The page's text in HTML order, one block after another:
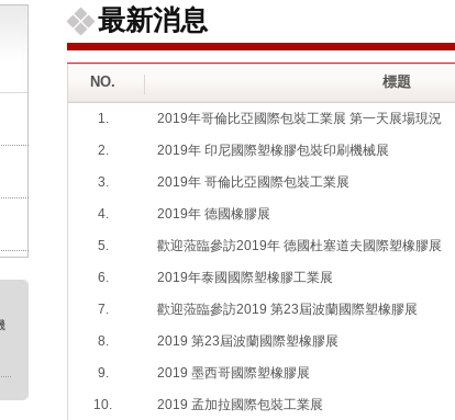
最新消息
NO. 標題
1. 2019年哥倫比亞國際包裝工業展 第一天展場現況
2. 2019年 印尼國際塑橡膠包裝印刷機械展
3. 2019年 哥倫比亞國際包裝工業展
4. 2019年 德國橡膠展
5. 歡迎蒞臨參訪2019年 德國杜塞道夫國際塑橡膠展
6. 2019年泰國國際塑橡膠工業展
7. 歡迎蒞臨參訪2019 第23屆波蘭國際塑橡膠展
8. 2019 第23屆波蘭國際塑橡膠展
9. 2019 墨西哥國際塑橡膠展
10. 2019 孟加拉國際包裝工業展